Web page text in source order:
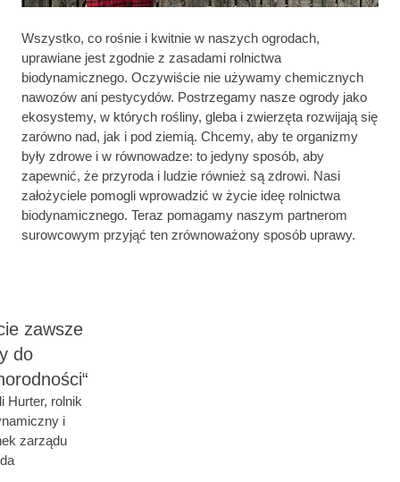
Wszystko, co rośnie i kwitnie w naszych ogrodach,
uprawiane jest zgodnie z zasadami rolnictwa
biodynamicznego. Oczywiście nie używamy chemicznych
nawozów ani pestycydów. Postrzegamy nasze ogrody jako
ekosystemy, w których rośliny, gleba i zwierzęta rozwijają się
zarówno nad, jak i pod ziemią. Chcemy, aby te organizmy
były zdrowe i w równowadze: to jedyny sposób, aby
zapewnić, że przyroda i ludzie również są zdrowi. Nasi
założyciele pomogli wprowadzić w życie ideę rolnictwa
biodynamicznego. Teraz pomagamy naszym partnerom
surowcowym przyjąć ten zrównoważony sposób uprawy.
zawsze
do
Hurter, rolnik
i
zarządu